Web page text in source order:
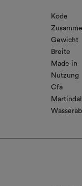
Kode
Gewicht
Breite
Made in
Nutzung
Cfa